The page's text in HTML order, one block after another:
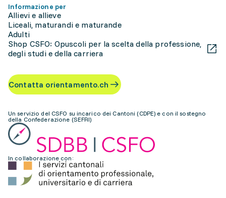
Informazione per
Allievi e allieve
Liceali, maturandi e maturande
Adulti
Shop CSFO: Opuscoli per la scelta della professione,
degli studi e della carriera
Contatta orientamento.ch
Un servizio del CSFO su incarico dei Cantoni (CDPE) e con il sostegno
della Confederazione (SEFRI)
In collaborazione con: